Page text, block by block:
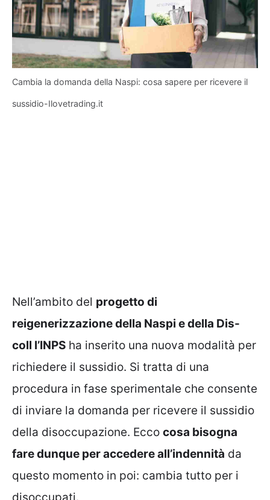
Cambia la domanda della Naspi: cosa sapere per ricevere il
sussidio-Ilovetrading.it
Nell’ambito del progetto di
reigenerizzazione della Naspi e della Dis-
coll l’INPS ha inserito una nuova modalità per
richiedere il sussidio. Si tratta di una
procedura in fase sperimentale che consente
di inviare la domanda per ricevere il sussidio
della disoccupazione. Ecco cosa bisogna
fare dunque per accedere all’indennità da
questo momento in poi: cambia tutto per i